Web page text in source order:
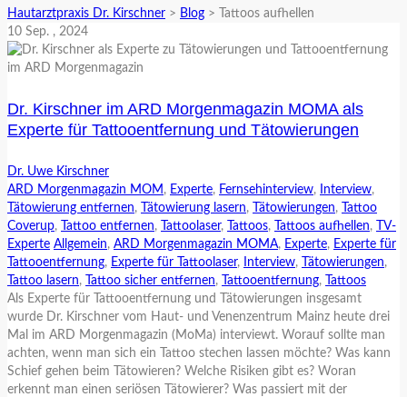
Hautarztpraxis Dr. Kirschner > Blog >
Tattoos aufhellen
10 Sep. , 2024
Dr. Kirschner im ARD Morgenmagazin MOMA als
Experte für Tattooentfernung und Tätowierungen
Dr. Uwe Kirschner
ARD Morgenmagazin MOM , Experte, Fernsehinterview, Interview,
Tätowierung entfernen, Tätowierung lasern, Tätowierungen,
Tattoo
Coverup, Tattoo entfernen, Tattoolaser, Tattoos, Tattoos aufhellen,
TV-
Experte Allgemein, ARD Morgenmagazin MOMA, Experte, Experte für
Tattooentfernung, Experte für Tattoolaser, Interview, Tätowierungen,
Tattoo lasern, Tattoo sicher entfernen, Tattooentfernung,
Tattoos
Als Experte für Tattooentfernung und Tätowierungen insgesamt
wurde Dr. Kirschner vom Haut- und Venenzentrum Mainz heute drei
Mal im ARD Morgenmagazin (MoMa) interviewt. Worauf sollte man
achten, wenn man sich ein Tattoo stechen lassen möchte? Was kann
Schief gehen beim Tätowieren? Welche Risiken gibt es? Woran
erkennt man einen seriösen Tätowierer? Was passiert mit der